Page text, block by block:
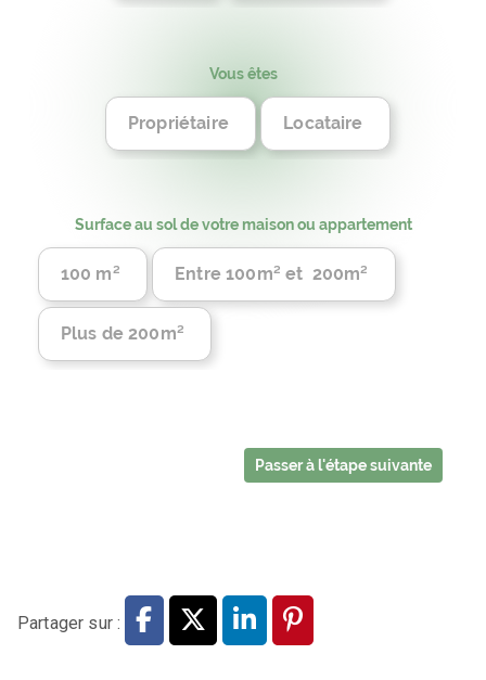
Vous êtes
Propriétaire Locataire
Surface au sol de votre maison ou appartement
100 m² Entre 100m² et 200m²
Plus de 200m²
Partager sur :